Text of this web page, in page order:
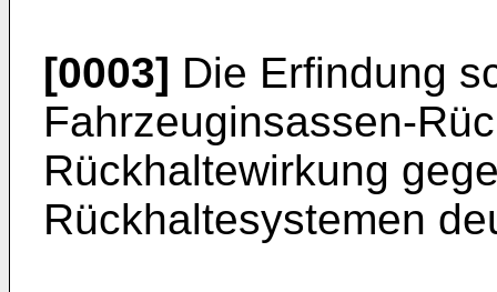
[0003] Die Erfindung
Fahrzeuginsassen-
Rückhaltewirkung
Rückhaltesystemen